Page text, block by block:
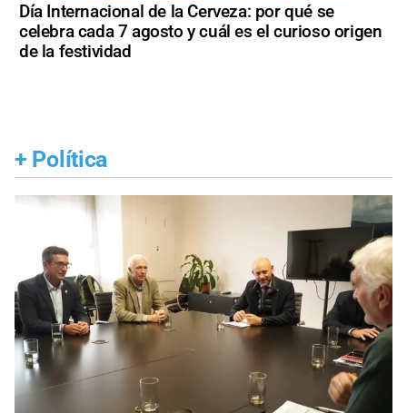
Día Internacional de la Cerveza: por qué se
celebra cada 7 agosto y cuál es el curioso origen
de la festividad
+ Política